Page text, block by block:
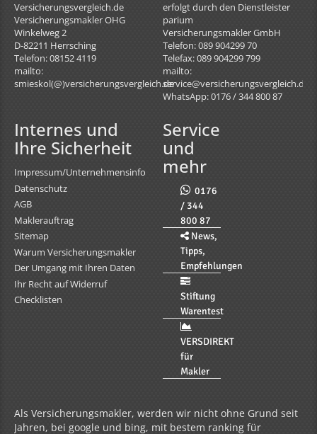
Versicherungsvergleich.de
Versicherungsmakler OHG
Winkelweg 2
D-82211 Herrsching
Telefon: 08152 4119
mailto:
smieskol(@)versicherungsvergleich.de
erfolgt durch den Dienstleister
parium
Versicherungsmakler GmbH
Telefon: 089 904299 70
Telefax: 089 904299 799
mailto:
service@versicherungsvergleich.de
WhatsApp: 0176 / 344 800 87
Internes und
Ihre Sicherheit
Impressum/Unternehmensinfo
Datenschutz
AGB
Maklerauftrag
Sitemap
Warum Versicherungsmakler
Der Umgang mit Ihren Daten
Ihr Recht auf Widerruf
Checklisten
Service
und
mehr
0176
/ 344
800 87
News,
Tipps,
Empfehlungen
Stiftung
Warentest
VERSDIREKT
für
Makler
Als Versicherungsmakler, werden wir nicht ohne Grund seit
Jahren, bei google und bing, mit bestem ranking für